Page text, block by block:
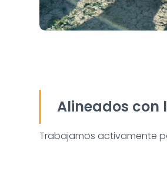
Alineados con
Trabajamos activamente